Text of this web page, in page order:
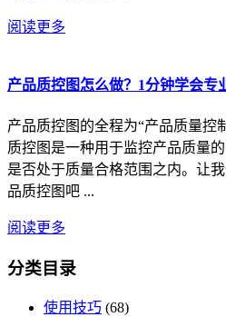
阅读更多
产品质控图怎么做？1分钟学会专
产品质控图的全程为“产品质量控
质控图是一种用于监控产品质量
是否处于质量合格范围之内。让
品质控图吧 ...
阅读更多
分类目录
使用技巧 (68)